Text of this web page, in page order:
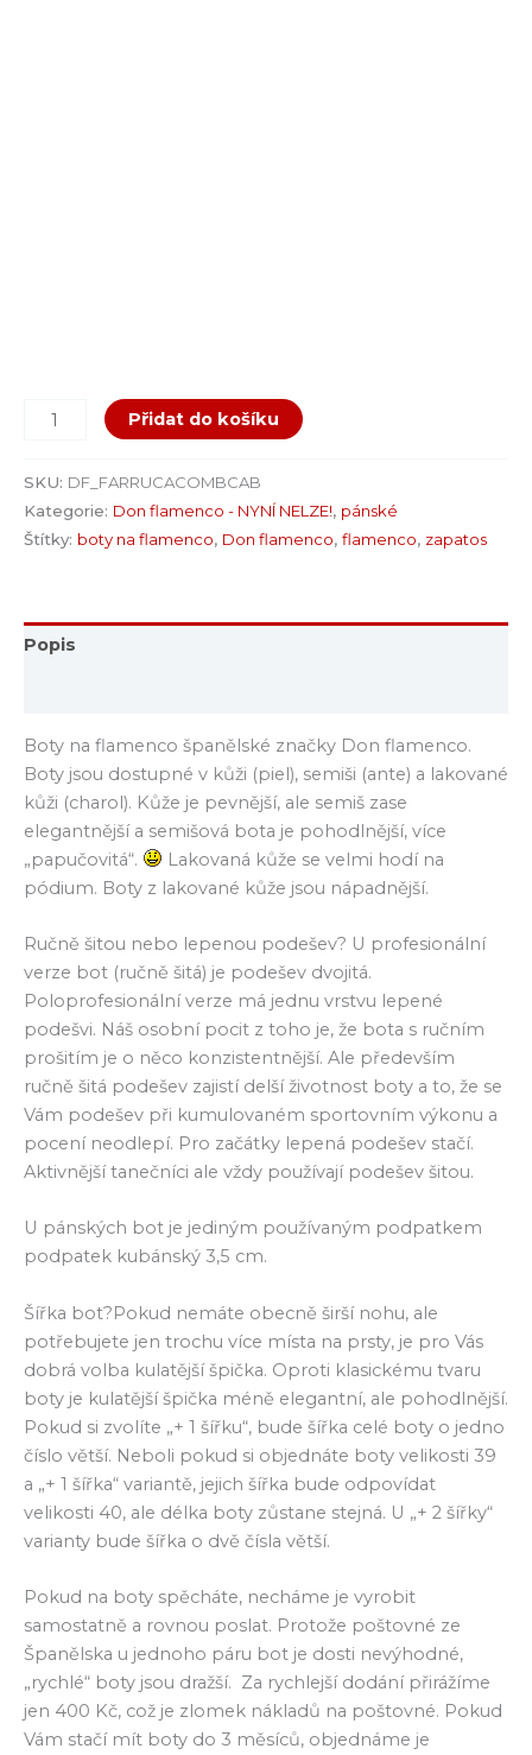
Přidat do košíku
SKU: DF_FARRUCACOMBCAB
Kategorie: Don flamenco - NYNÍ NELZE!, pánské
Štítky: boty na flamenco, Don flamenco, flamenco, zapatos
Popis
Boty na flamenco španělské značky Don flamenco.
Boty jsou dostupné v kůži (piel), semiši (ante) a lakované
kůži (charol). Kůže je pevnější, ale semiš zase
elegantnější a semišová bota je pohodlnější, více
„papučovitá“.
Lakovaná kůže se velmi hodí na
pódium. Boty z lakované kůže jsou nápadnější.
Ručně šitou nebo lepenou podešev? U profesionální
verze bot (ručně šitá) je podešev dvojitá.
Poloprofesionální verze má jednu vrstvu lepené
podešvi. Náš osobní pocit z toho je, že bota s ručním
prošitím je o něco konzistentnější. Ale především
ručně šitá podešev zajistí delší životnost boty a to, že se
Vám podešev při kumulovaném sportovním výkonu a
pocení neodlepí. Pro začátky lepená podešev stačí.
Aktivnější tanečníci ale vždy používají podešev šitou.
U pánských bot je jediným používaným podpatkem
podpatek kubánský 3,5 cm.
Šířka bot?Pokud nemáte obecně širší nohu, ale
potřebujete jen trochu více místa na prsty, je pro Vás
dobrá volba kulatější špička. Oproti klasickému tvaru
boty je kulatější špička méně elegantní, ale pohodlnější.
Pokud si zvolíte „+ 1 šířku“, bude šířka celé boty o jedno
číslo větší. Neboli pokud si objednáte boty velikosti 39
a „+ 1 šířka“ variantě, jejich šířka bude odpovídat
velikosti 40, ale délka boty zůstane stejná. U „+ 2 šířky“
varianty bude šířka o dvě čísla větší.
Pokud na boty spěcháte, necháme je vyrobit
samostatně a rovnou poslat. Protože poštovné ze
Španělska u jednoho páru bot je dosti nevýhodné,
„rychlé“ boty jsou dražší. Za rychlejší dodání přirážíme
jen 400 Kč, což je zlomek nákladů na poštovné. Pokud
Vám stačí mít boty do 3 měsíců, objednáme je